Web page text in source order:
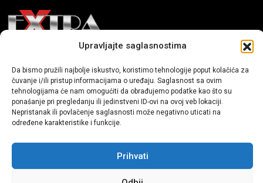
Upravljajte saglasnostima
Da bismo pružili najbolje iskustvo, koristimo tehnologije poput kolačića za
čuvanje i/ili pristup informacijama o uređaju. Saglasnost sa ovim
tehnologijama će nam omogućiti da obrađujemo podatke kao što su
ponašanje pri pregledanju ili jedinstveni ID-ovi na ovoj veb lokaciji.
Nepristanak ili povlačenje saglasnosti može negativno uticati na
određene karakteristike i funkcije.
Prihvati
priče iz života, svijeta showbiza, lifestyle-a i popularne kulture.